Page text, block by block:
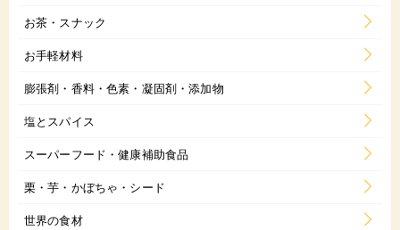
お茶・スナック
お手軽材料
膨張剤・香料・色素・凝固剤・添加物
塩とスパイス
スーパーフード・健康補助食品
栗・芋・かぼちゃ・シード
世界の食材